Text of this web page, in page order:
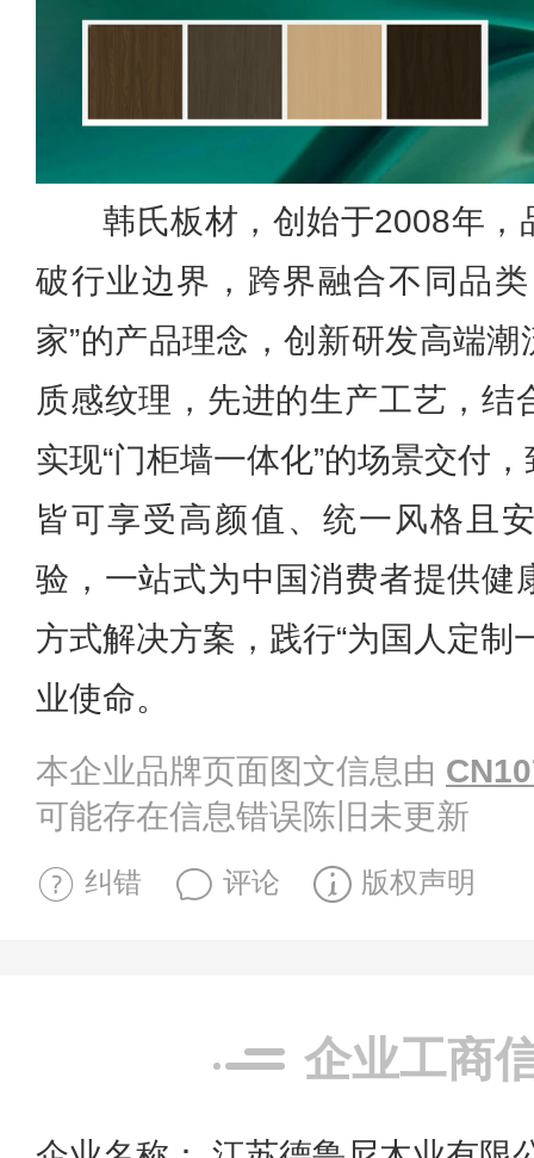
韩氏板材，创始于2008年，
破行业边界，跨界融合不同品
家”的产品理念，创新研发高端
质感纹理，先进的生产工艺，结
实现“门柜墙一体化”的场景交付
皆可享受高颜值、统一风格且
验，一站式为中国消费者提供健
方式解决方案，践行“为国人定制
业使命。
本企业品牌页面图文信息由
可能存在信息错误陈旧未更新
纠错 评论 版权声明
企业工商